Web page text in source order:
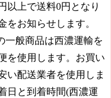
以上で送料0円となり
をお知らせします。
一般商品は西濃運輸を
を使用します。お買い
い配送業者を使用しま
日と到着時間(西濃運